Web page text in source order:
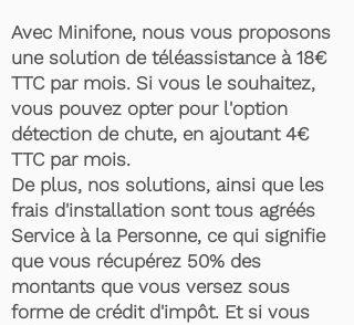
Avec Minifone, nous vous proposons
une solution de téléassistance à 18€
TTC par mois. Si vous le souhaitez,
vous pouvez opter pour l'option
détection de chute, en ajoutant 4€
TTC par mois.
De plus, nos solutions, ainsi que les
frais d'installation sont tous agréés
Service à la Personne, ce qui signifie
que vous récupérez 50% des
montants que vous versez sous
forme de crédit d'impôt. Et si vous